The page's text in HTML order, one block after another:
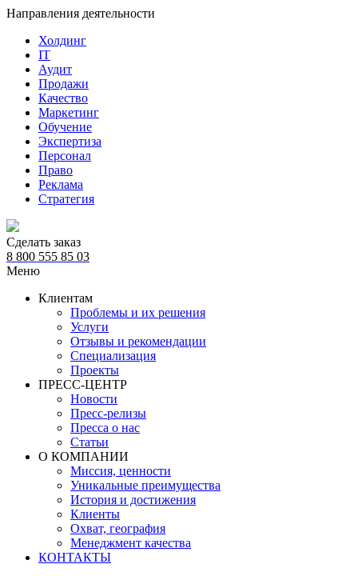
Направления деятельности
Холдинг
IT
Аудит
Продажи
Качество
Маркетинг
Обучение
Экспертиза
Персонал
Право
Реклама
Стратегия
Сделать заказ
8 800 555 85 03
Меню
Клиентам
Проблемы и их решения
Услуги
Отзывы и рекомендации
Специализация
Проекты
ПРЕСС-ЦЕНТР
Новости
Пресс-релизы
Пресса о нас
Статьи
О КОМПАНИИ
Миссия, ценности
Уникальные преимущества
История и достижения
Клиенты
Охват, география
Менеджмент качества
КОНТАКТЫ